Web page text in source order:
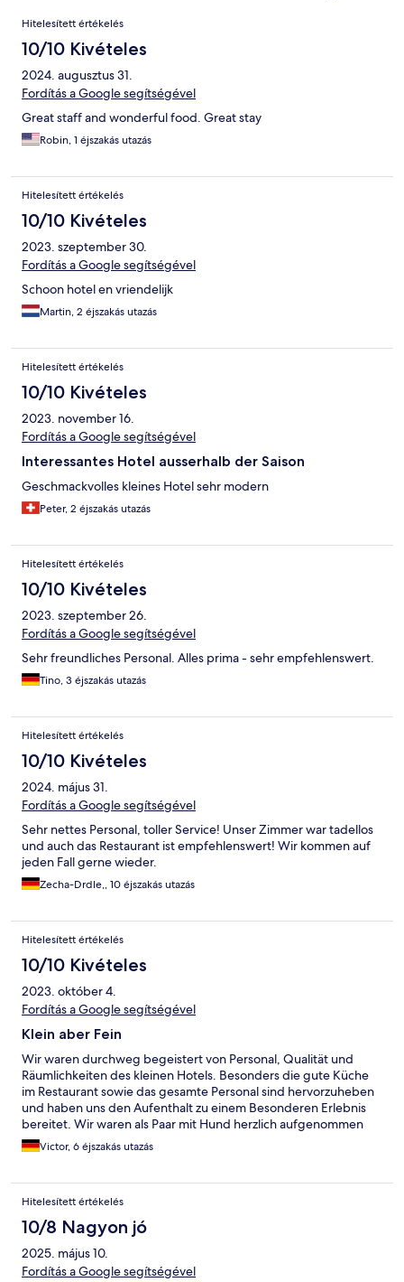
Értékelések
Hitelesített értékelés
10/10 Kivételes
2024. augusztus 31.
Fordítás a Google segítségével
Great staff and wonderful food. Great stay
Robin, 1 éjszakás utazás
Hitelesített értékelés
10/10 Kivételes
2023. szeptember 30.
Fordítás a Google segítségével
Schoon hotel en vriendelijk
Martin, 2 éjszakás utazás
Hitelesített értékelés
10/10 Kivételes
2023. november 16.
Fordítás a Google segítségével
Interessantes Hotel ausserhalb der Saison
Geschmackvolles kleines Hotel sehr modern
Peter, 2 éjszakás utazás
Hitelesített értékelés
10/10 Kivételes
2023. szeptember 26.
Fordítás a Google segítségével
Sehr freundliches Personal. Alles prima - sehr empfehlenswert.
Tino, 3 éjszakás utazás
Hitelesített értékelés
10/10 Kivételes
2024. május 31.
Fordítás a Google segítségével
Sehr nettes Personal, toller Service! Unser Zimmer war tadellos
und auch das Restaurant ist empfehlenswert! Wir kommen auf
jeden Fall gerne wieder.
Zecha-Drdle,, 10 éjszakás utazás
Hitelesített értékelés
10/10 Kivételes
2023. október 4.
Fordítás a Google segítségével
Klein aber Fein
Wir waren durchweg begeistert von Personal, Qualität und
Räumlichkeiten des kleinen Hotels. Besonders die gute Küche
im Restaurant sowie das gesamte Personal sind hervorzuheben
und haben uns den Aufenthalt zu einem Besonderen Erlebnis
bereitet. Wir waren als Paar mit Hund herzlich aufgenommen
worden.Victor, 6 éjszakás utazás
Hitelesített értékelés
10/8 Nagyon jó
2025. május 10.
Fordítás a Google segítségével